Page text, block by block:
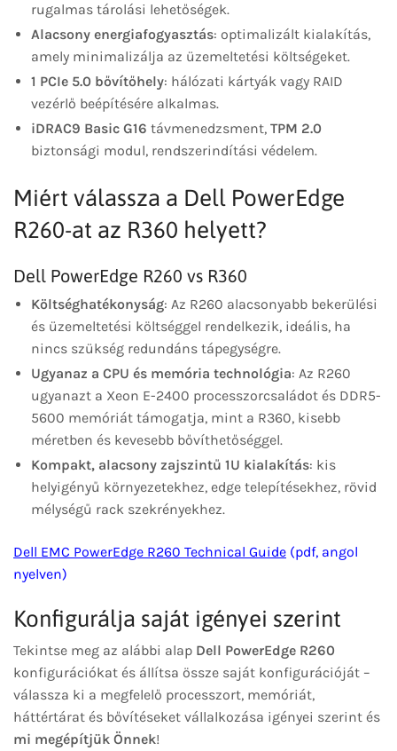
rugalmas tárolási lehetőségek.
Alacsony energiafogyasztás: optimalizált kialakítás,
amely minimalizálja az üzemeltetési költségeket.
1 PCIe 5.0 bővítőhely: hálózati kártyák vagy RAID
vezérlő beépítésére alkalmas.
iDRAC9 Basic G16 távmenedzsment, TPM 2.0
biztonsági modul, rendszerindítási védelem.
Miért válassza a Dell PowerEdge
R260-at az R360 helyett?
Dell PowerEdge R260 vs R360
Költséghatékonyság: Az R260 alacsonyabb bekerülési
és üzemeltetési költséggel rendelkezik, ideális, ha
nincs szükség redundáns tápegységre.
Ugyanaz a CPU és memória technológia: Az R260
ugyanazt a Xeon E-2400 processzorcsaládot és DDR5-
5600 memóriát támogatja, mint a R360, kisebb
méretben és kevesebb bővíthetőséggel.
Kompakt, alacsony zajszintű 1U kialakítás: kis
helyigényű környezetekhez, edge telepítésekhez, rövid
mélységű rack szekrényekhez.
Dell EMC PowerEdge R260 Technical Guide (pdf, angol
nyelven)
Konfigurálja saját igényei szerint
Tekintse meg az alábbi alap Dell PowerEdge R260
konfigurációkat és állítsa össze saját konfigurációját –
válassza ki a megfelelő processzort, memóriát,
háttértárat és bővítéseket vállalkozása igényei szerint és
mi megépítjük Önnek!